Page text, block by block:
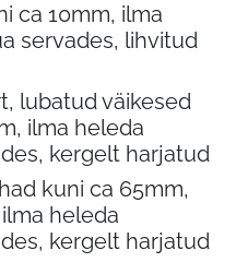
ca 10mm, ilma
servades, lihvitud
lubatud väikesed
ilma heleda
kergelt harjatud
kuni ca 65mm,
heleda
kergelt harjatud